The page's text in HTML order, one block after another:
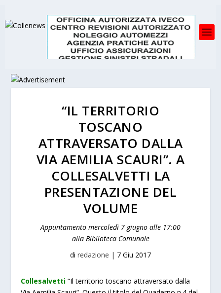
“IL TERRITORIO
TOSCANO
ATTRAVERSATO DALLA
VIA AEMILIA SCAURI”. A
COLLESALVETTI LA
PRESENTAZIONE DEL
VOLUME
Appuntamento mercoledì 7 giugno alle 17:00
alla Biblioteca Comunale
di redazione | 7 Giu 2017
Collesalvetti“Il territorio toscano attraversato dalla